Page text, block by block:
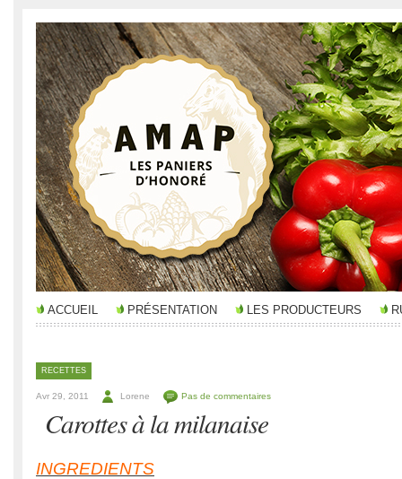
ACCUEIL PRÉSENTATION LES PRODUCTEURS
RECETTES
Avr 29, 2011 Lorene Pas de commentaires
Carottes à la milanaise
INGREDIENTS